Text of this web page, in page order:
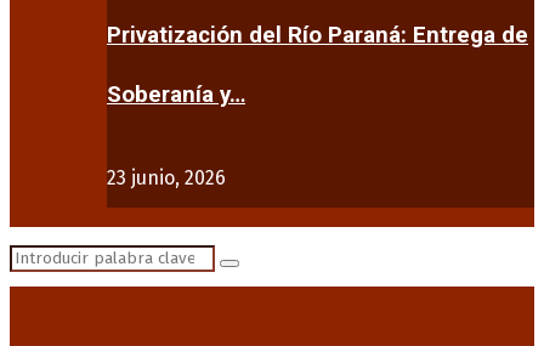
Privatización del Río Paraná: Entrega de
Soberanía y…
23 junio, 2026
Search
Search